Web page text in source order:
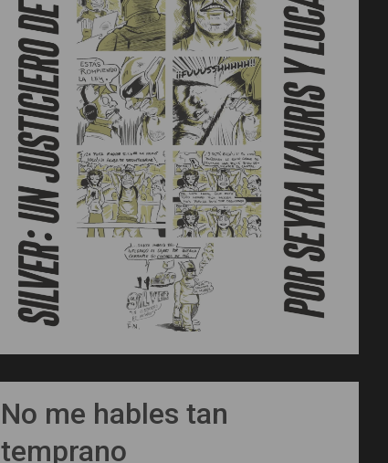
No me hables tan
temprano